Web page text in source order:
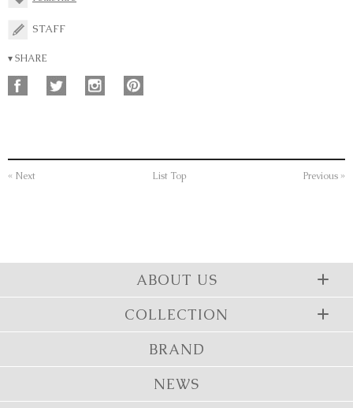
STAFF
▾ SHARE
« Next List Top Previous »
ABOUT US
COLLECTION
BRAND
NEWS